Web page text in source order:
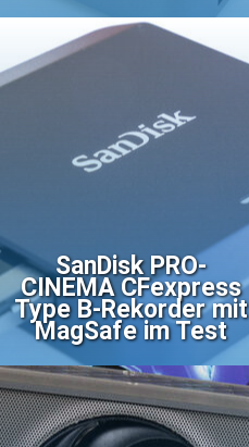
SanDisk PRO-
CINEMA CFexpress
Type B-Rekorder mit
MagSafe im Test